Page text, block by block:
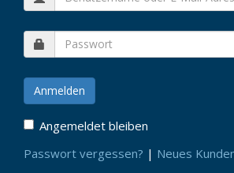
Angemeldet bleiben
Passwort vergessen? | Neues